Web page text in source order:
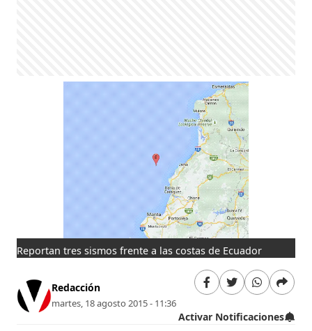
Reportan tres sismos frente a las costas de Ecuador
Redacción
martes, 18 agosto 2015 - 11:36
Activar Notificaciones